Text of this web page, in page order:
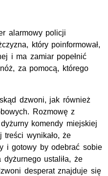
alarmowy policji
który poinformował,
i ma zamiar popełnić
za pomocą, którego
dzwoni, jak również
Rozmowę z
komendy miejskiej
wynikało, że
i gotowy by odebrać sobie
ustaliła, że
desperat znajduje się